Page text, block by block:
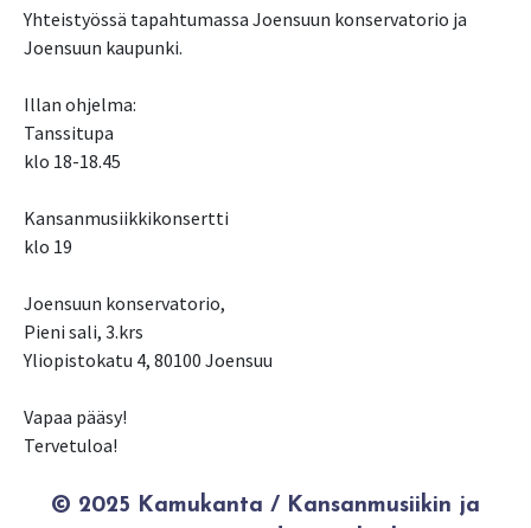
Yhteistyössä tapahtumassa Joensuun konservatorio ja
Joensuun kaupunki.
Illan ohjelma:
Tanssitupa
klo 18-18.45
Kansanmusiikkikonsertti
klo 19
Joensuun konservatorio,
Pieni sali, 3.krs
Yliopistokatu 4, 80100 Joensuu
Vapaa pääsy!
Tervetuloa!
© 2025 Kamukanta / Kansanmusiikin ja